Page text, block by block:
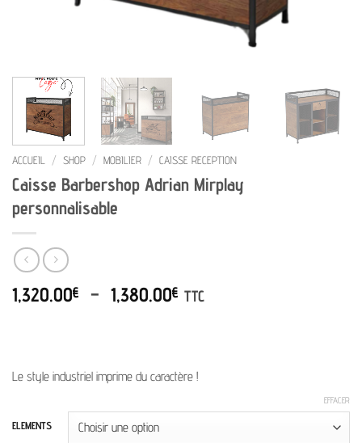
ACCUEIL / SHOP / MOBILIER / CAISSE RECEPTION
Caisse Barbershop Adrian Mirplay
personnalisable
1,320.00€ – 1,380.00€ Plage
à
TTC
Le style industriel imprime du caractère !
ELEMENTS
EFFACER